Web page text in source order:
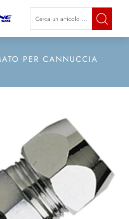
La modifica di un filtro
PER CANNUCCIA